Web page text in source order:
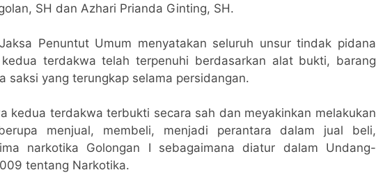
SH dan Azhari Prianda Ginting, SH.
Penuntut Umum menyatakan seluruh unsur tindak pidana
terdakwa telah terpenuhi berdasarkan alat bukti, barang
saksi yang terungkap selama persidangan.
kedua terdakwa terbukti secara sah dan meyakinkan melakukan
menjual, membeli, menjadi perantara dalam jual beli,
narkotika Golongan I sebagaimana diatur dalam Undang-
tentang Narkotika.